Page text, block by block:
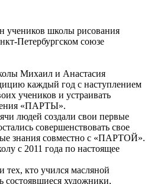
учеников школы рисования
Петербургском союзе
Михаил и Анастасия
каждый год с наступлением
учеников и устраивать
«ПАРТЫ».
людей создали свои первые
совершенствовать свое
знания совместно с «ПАРТОЙ».
с 2011 года по настоящее
тех, кто учился масляной
художники,